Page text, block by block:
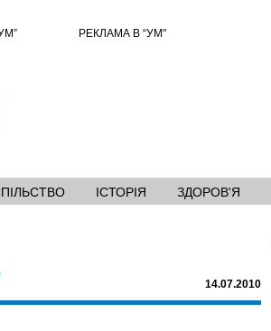
РЕКЛАМА В “УМ"
ІСТОРІЯ ЗДОРОВ'Я
14.07.2010